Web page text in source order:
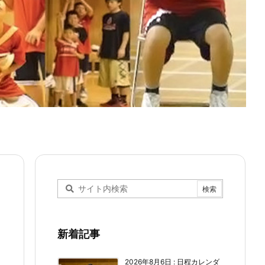
新着記事
2026年8月6日 : 日程カレンダ